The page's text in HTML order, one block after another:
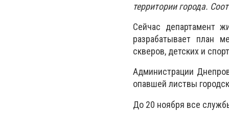
территории города.
Сейчас департамент
разрабатывает план
скверов, детских и
Администрации
опавшей листвы
До 20 ноября все